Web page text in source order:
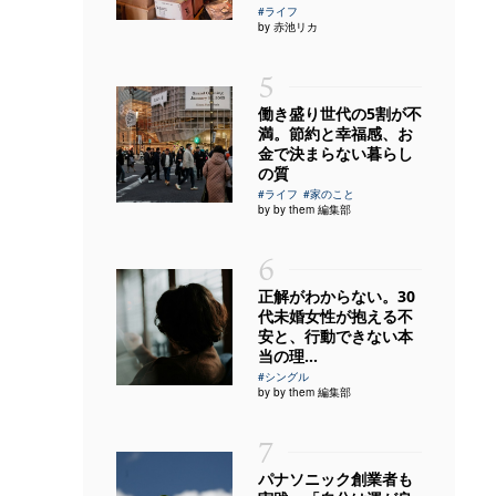
#ライフ
by 赤池リカ
5
働き盛り世代の5割が不
満。節約と幸福感、お
金で決まらない暮らし
の質
#ライフ #家のこと
by by them 編集部
6
正解がわからない。30
代未婚女性が抱える不
安と、行動できない本
当の理...
#シングル
by by them 編集部
7
パナソニック創業者も